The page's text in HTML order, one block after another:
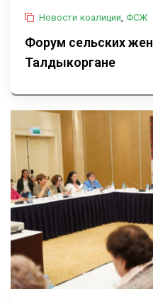
Новости коалиции ФСЖ
Форум сельских
Талдыкоргане